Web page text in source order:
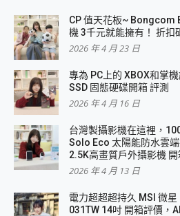
CP 值天花板~ Bongcom
機 3千元就能擁有！ 折扣
2026 年 4 月 23 日
專為 PC上的 XBOX和掌
SSD 固態硬碟開箱 評測
2026 年 4 月 16 日
台灣製攝影機在這裡，
Solo Eco 太陽能防水雲
2.5K高畫質戶外攝影機 開
2026 年 4 月 13 日
電力超超超持久 MSI 微
031TW 14吋 開箱評價，